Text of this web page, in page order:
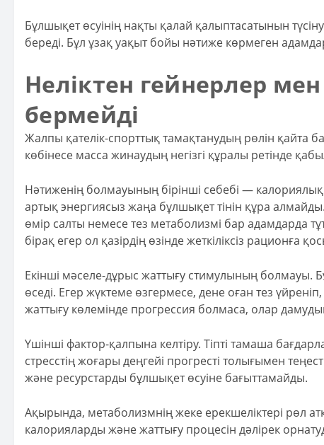
Бұлшықет өсуінің нақты қалай қалыптасатынын
береді. Бұл ұзақ уақыт бойы нәтиже көрмеген
Неліктен гейнерлер
бермейді
Жалпы қателік-спорттық тамақтанудың рөлін
көбінесе масса жинаудың негізгі құралы ретінде
Нәтиженің болмауының бірінші себебі —
артық энергиясыз жаңа бұлшықет тінін құра
өмір салты немесе тез метаболизмі бар адамдарда
бірақ егер ол қазірдің өзінде жеткіліксіз
Екінші мәселе-дұрыс жаттығу стимулының болмауы.
өседі. Егер жүктеме өзгермесе, дене оған тез
жаттығу көлемінде прогрессия болмаса, олар
Үшінші фактор-қалпына келтіру. Тіпті тамаша
стресстің жоғары деңгейі прогресті толығымен
және ресурстарды бұлшықет өсуіне бағыттамайды.
Ақырында, метаболизмнің жеке ерекшеліктері рөл
калорияларды және жаттығу процесін дәлірек